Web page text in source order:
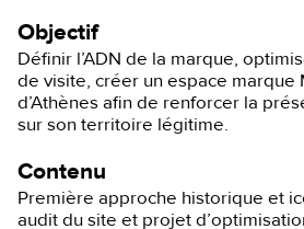
Objectif
Définir l’ADN de la marque,
de visite, créer un espace
d’Athènes afin de renforcer la
sur son territoire légitime.
Contenu
Première approche historique et
audit du site et projet